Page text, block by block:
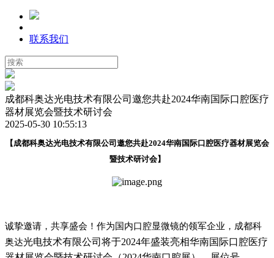
联系我们
成都科奥达光电技术有限公司邀您共赴2024华南国际口腔医疗
器材展览会暨技术研讨会
2025-05-30 10:55:13
【成都科奥达光电技术有限公司 邀您共赴2024华南国际口腔医疗器材展览会
暨技术研讨会】
诚挚邀请，共享盛会！作为国内口腔显微镜的领军企业，成都科
奥达光电技术有限公司 将于2024年盛装亮相华南国际口腔医疗